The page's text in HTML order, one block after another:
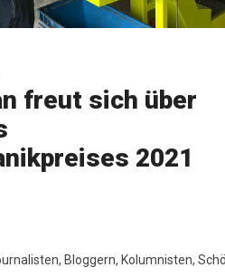
freut sich über
2021
Bloggern, Kolumnisten,